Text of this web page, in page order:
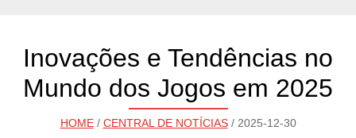
Inovações e Tendências no
Mundo dos Jogos em 2025
HOME/ CENTRAL DE NOTÍCIAS/ 2025-12-30